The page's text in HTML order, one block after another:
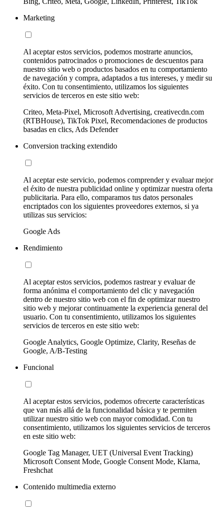
Marketing
Al aceptar estos servicios, podemos mostrarte anuncios,
contenidos patrocinados o promociones de descuentos para
nuestro sitio web o productos basados en tu comportamiento
de navegación y compra, adaptados a tus intereses, y medir su
éxito. Con tu consentimiento, utilizamos los siguientes
servicios de terceros en este sitio web:
Criteo, Meta-Pixel, Microsoft Advertising, creativecdn.com
(RTBHouse), TikTok Pixel, Recomendaciones de productos
basadas en clics, Ads Defender
Conversion tracking extendido
Al aceptar este servicio, podemos comprender y evaluar mejor
el éxito de nuestra publicidad online y optimizar nuestra oferta
publicitaria. Para ello, comparamos tus datos personales
encriptados con los siguientes proveedores externos, si ya
utilizas sus servicios:
Google Ads
Rendimiento
Al aceptar estos servicios, podemos rastrear y evaluar de
forma anónima el comportamiento del clic y navegación
dentro de nuestro sitio web con el fin de optimizar nuestro
sitio web y mejorar continuamente la experiencia general del
usuario. Con tu consentimiento, utilizamos los siguientes
servicios de terceros en este sitio web:
Google Analytics, Google Optimize, Clarity, Reseñas de
Google, A/B-Testing
Funcional
Al aceptar estos servicios, podemos ofrecerte características
que van más allá de la funcionalidad básica y te permiten
utilizar nuestro sitio web con mayor comodidad. Con tu
consentimiento, utilizamos los siguientes servicios de terceros
en este sitio web:
Google Tag Manager, UET (Universal Event Tracking)
Microsoft Consent Mode, Google Consent Mode, Klarna,
Freshchat
Contenido multimedia externo